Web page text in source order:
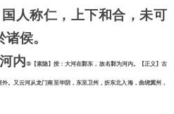
国人称仁，上下和合，未可
侯。
内⑤【索隐】按：大河在鄴东，故名鄴为河内。【正义】古
。又云河从龙门南至华阴，东至卫州，折东北入海，曲绕冀州，